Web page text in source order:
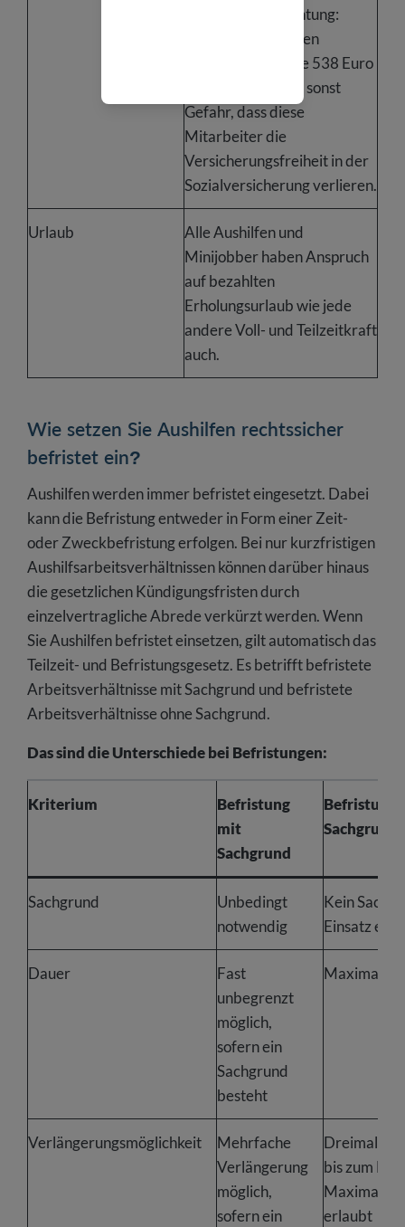
werden. Aber Achtung:
Denken Sie bei ihren
Minijobbern an die 538 Euro
Grenze. Sie laufen sonst
Gefahr, dass diese
Mitarbeiter die
Versicherungsfreiheit in der
Sozialversicherung verlieren.
Urlaub
Alle Aushilfen und
Minijobber haben Anspruch
auf bezahlten
Erholungsurlaub wie jede
andere Voll- und Teilzeitkraft
auch.
Wie setzen Sie Aushilfen rechtssicher
befristet ein?
Aushilfen werden immer befristet eingesetzt. Dabei
kann die Befristung entweder in Form einer Zeit-
oder Zweckbefristung erfolgen. Bei nur kurzfristigen
Aushilfsarbeitsverhältnissen können darüber hinaus
die gesetzlichen Kündigungsfristen durch
einzelvertragliche Abrede verkürzt werden. Wenn
Sie Aushilfen befristet einsetzen, gilt automatisch das
Teilzeit- und Befristungsgesetz. Es betrifft befristete
Arbeitsverhältnisse mit Sachgrund und befristete
Arbeitsverhältnisse ohne Sachgrund.
Das sind die Unterschiede bei Befristungen:
Kriterium
Befristung
mit
Sachgrund
Befristung
Sachgrund
Sachgrund
Unbedingt
notwendig
Kein
Einsatz
Dauer
Fast
unbegrenzt
möglich,
sofern ein
Sachgrund
besteht
Maximal
Verlängerungsmöglichkeit
Mehrfache
Verlängerung
möglich,
sofern ein
Dreimalige
bis zum
erlaubt